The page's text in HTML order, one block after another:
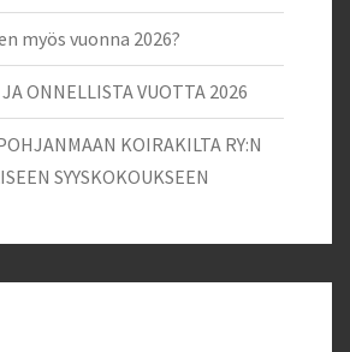
myös vuonna 2026?
JA ONNELLISTA VUOTTA 2026
KOIRAKILTA RY:N
SYYSKOKOUKSEEN